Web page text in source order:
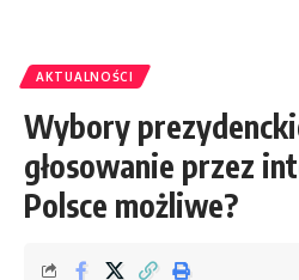
AKTUALNOŚCI
Wybory
głosowanie przez
Polsce możliwe?